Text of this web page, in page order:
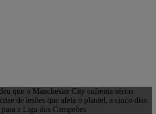
que o Manchester City enfrenta sérios
de lesões que afeta o plantel, a cinco dias
a Liga dos Campeões